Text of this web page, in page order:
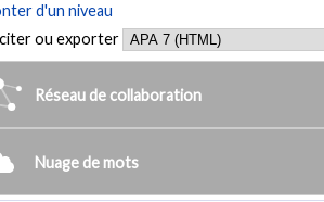
d'un niveau
ou exporter
Réseau de collaboration
Nuage de mots